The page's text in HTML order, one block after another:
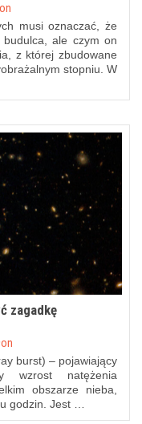
musi oznaczać, że
budulca, ale czym on
z której zbudowane
stopniu. W
zagadkę
burst) – pojawiający
wzrost natężenia
obszarze nieba,
godzin. Jest …